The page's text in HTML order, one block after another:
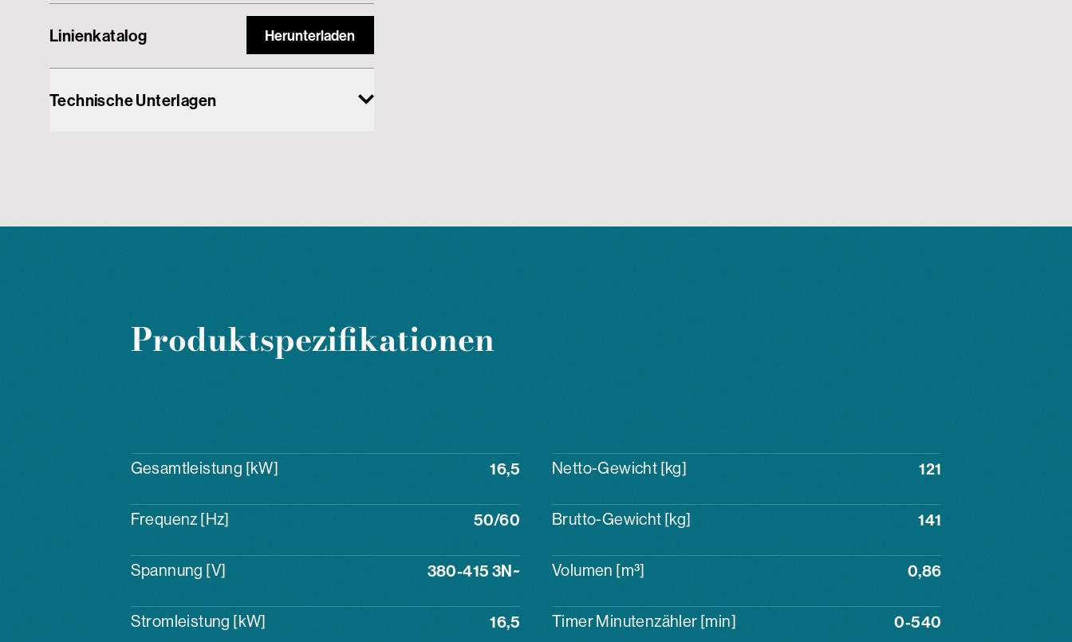
Linienkatalog Herunterladen
Technische Unterlagen
Produktspezifikationen
Gesamtleistung [kW] 16,5
Frequenz [Hz] 50/60
Spannung [V] 380-415 3N~
Stromleistung [kW] 16,5
Netto-Gewicht [kg] 121
Brutto-Gewicht [kg] 141
Volumen [m³] 0,86
Timer Minutenzähler [min] 0-540